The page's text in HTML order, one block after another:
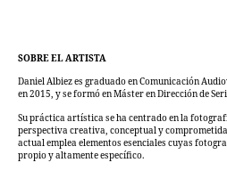
SOBRE EL ARTISTA
Daniel Albiez es graduado en Comunicación
en 2015, y se formó en Máster en Dirección de
Su práctica artística se ha centrado en la
perspectiva creativa, conceptual y
actual emplea elementos esenciales cuyas
propio y altamente específico.